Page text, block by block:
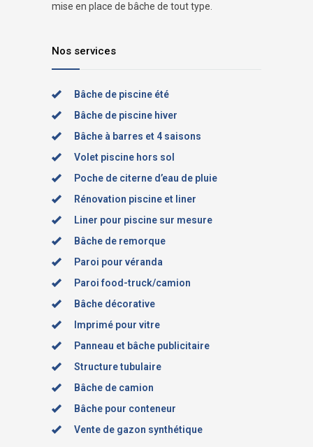
mise en place de bâche de tout type.
Nos services
Bâche de piscine été
Bâche de piscine hiver
Bâche à barres et 4 saisons
Volet piscine hors sol
Poche de citerne d’eau de pluie
Rénovation piscine et liner
Liner pour piscine sur mesure
Bâche de remorque
Paroi pour véranda
Paroi food-truck/camion
Bâche décorative
Imprimé pour vitre
Panneau et bâche publicitaire
Structure tubulaire
Bâche de camion
Bâche pour conteneur
Vente de gazon synthétique